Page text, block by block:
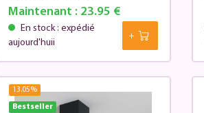
Maintenant :23.95 €
En stock : expédié
aujourd'huii
13.05%
Bestseller